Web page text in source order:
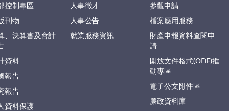
控制專區
刊物
、決算書及會計
資料
報告
報告
資料保護
人事徵才
人事公告
就業服務資訊
參觀申請
檔案應用服務
財產申報資料查閱申
請
開放文件格式(ODF)推
動專區
電子公文附件區
廉政資料庫